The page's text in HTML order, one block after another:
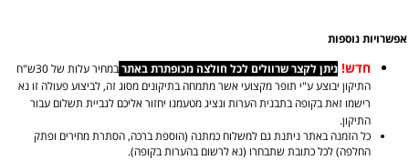
אפשרויות נוספות
חדש! ניתן לקצר שרוולים לכל חולצה מכופתרת באתר
במחיר עלות של 30ש"ח
התיקון יבוצע ע"י תופר מקצועי אשר מתמחה בתיקונים מסוג זה, לביצוע פעולה זו נא
רישמו זאת בקופה בתבנית הערות ונציג מטעמנו יחזור אליכם לגביית תשלום עבור
התיקון.
כל הזמנה באתר ניתנת גם למשלוח כמתנה (הוספת ברכה, הסתרת מחירים ופתק
החלפה) לכל כתובת שתבחרו (נא לרשום בהערות בקופה).